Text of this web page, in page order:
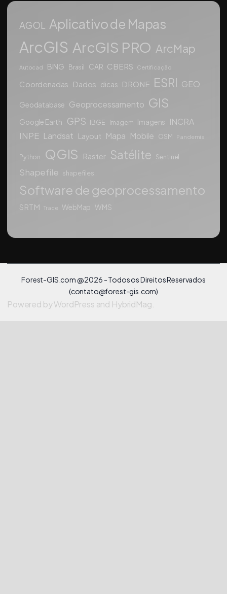
AGOL Aplicativo de Mapas
ArcGIS ArcGIS PRO ArcMap
Autocad BING Brasil CAR CBERS Certificação
Coordenadas Dados dicas DRONE ESRI GEO
Geodatabase Geoprocessamento GIS
Google Earth GPS IBGE Imagem Imagens
INCRA
INPE Landsat Layout Mapa Mobile OSM Pandemia
Python QGIS Raster Satélite Sentinel
Shapefile shapefiles
Software de geoprocessamento
SRTM Trace WebMap WMS
Forest-GIS.com @ 2026 - Todos os Direitos Reservados
(contato@forest-gis.com)
Powered byWordPress and HybridMag